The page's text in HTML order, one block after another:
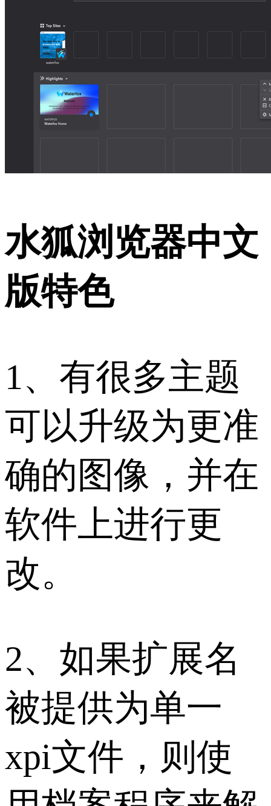
水狐浏览器中文
版特色
1、有很多主题
可以升级为更准
确的图像，并在
软件上进行更
改。
2、如果扩展名
被提供为单一
xpi文件，则使